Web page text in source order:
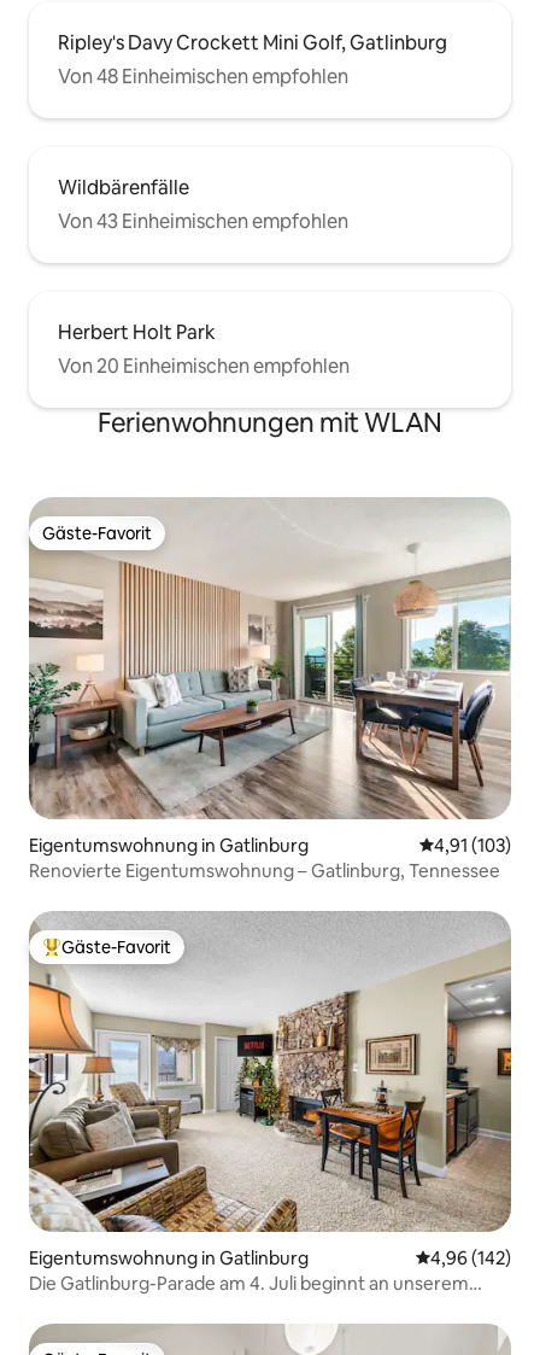
Ripley's Davy Crockett Mini Golf, Gatlinburg
Von 48 Einheimischen empfohlen
Wildbärenfälle
Von 43 Einheimischen empfohlen
Herbert Holt Park
Von 20 Einheimischen empfohlen
Ferienwohnungen mit WLAN
Gäste-Favorit
Gäste-Favorit
Eigentumswohnung in Gatlinburg
4,91 (103)
Renovierte Eigentumswohnung – Gatlinburg, Tennessee
Beliebter Gäste-Favorit.
Gäste-Favorit
Eigentumswohnung in Gatlinburg
4,96 (142)
Die Gatlinburg-Parade am 4. Juli beginnt an unserem